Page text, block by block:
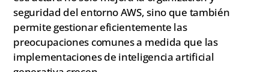
seguridad del entorno AWS, sino que también
permite gestionar eficientemente las
preocupaciones comunes a medida que las
implementaciones de inteligencia artificial